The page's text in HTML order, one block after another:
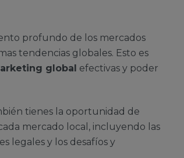
profundo de los mercados
tendencias globales. Esto es
global efectivas y poder
tienes la oportunidad de
mercado local, incluyendo las
legales y los desafíos y